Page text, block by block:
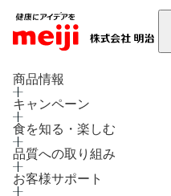
商品情報
キャンペーン
食を知る・楽しむ
品質への取り組み
お客様サポート